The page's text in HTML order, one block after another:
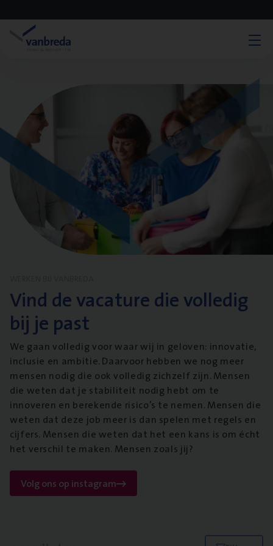
Vind de vacature die volledig
bij je past
We gaan volledig voor waar wij in geloven: innovatie,
inclusie en ambitie. Daarvoor hebben we nog meer
mensen nodig die ook volledig zichzelf zijn. Mensen
die weten dat je stabiliteit nodig hebt om te
innoveren en berekende risico’s te nemen. Mensen die
weten dat deze job meer is dan spelen met regels en
cijfers. Mensen die weten dat het een kans is om écht
het verschil te maken. Mensen zoals jij?
Volg ons op instagram